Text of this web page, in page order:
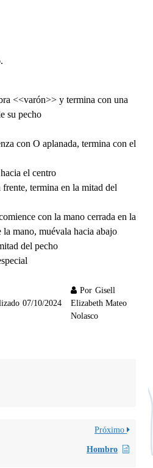
<<varón>> y termina con una
su pecho
con O aplanada, termina con el
el centro
frente, termina en la mitad del
con la mano cerrada en la
mano, muévala hacia abajo
del pecho
07/10/2024
Por Gisell
Elizabeth Mateo
Nolasco
Próximo
Hombro